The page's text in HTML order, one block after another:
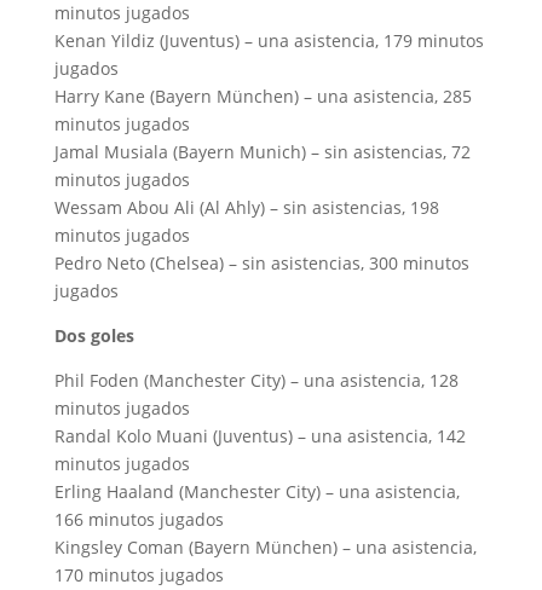
minutos jugados
Kenan Yildiz (Juventus) – una asistencia, 179 minutos
jugados
Harry Kane (Bayern München) – una asistencia, 285
minutos jugados
Jamal Musiala (Bayern Munich) – sin asistencias, 72
minutos jugados
Wessam Abou Ali (Al Ahly) – sin asistencias, 198
minutos jugados
Pedro Neto (Chelsea) – sin asistencias, 300 minutos
jugados
Dos goles
Phil Foden (Manchester City) – una asistencia, 128
minutos jugados
Randal Kolo Muani (Juventus) – una asistencia, 142
minutos jugados
Erling Haaland (Manchester City) – una asistencia,
166 minutos jugados
Kingsley Coman (Bayern München) – una asistencia,
170 minutos jugados